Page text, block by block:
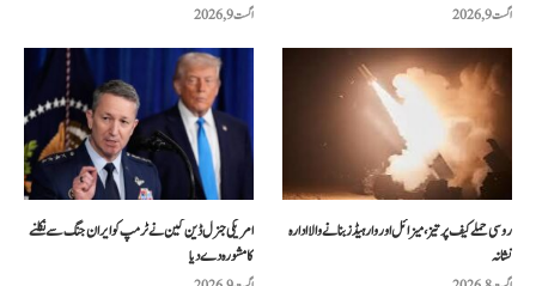
اگست 9, 2026 اگست 9, 2026
امریکی جنرل ڈین کین نے ٹرمپ کو ایران جنگ سے نکلنے
کا مشورہ دے دیا
روسی حملے کیف پر تیز، میزائل اور وار ہیڈز بنانے والا ادارہ
نشانہ